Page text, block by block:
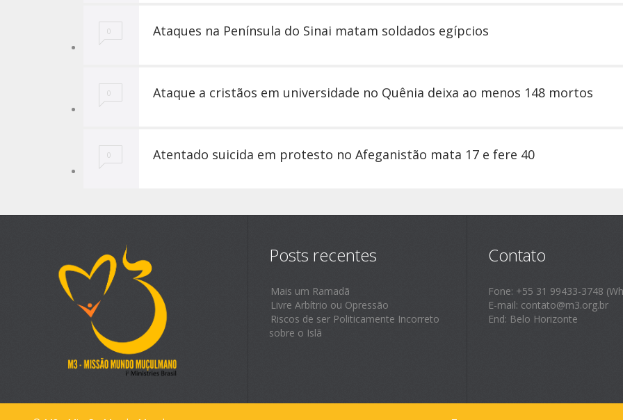
0 Ataques na Península do Sinai matam soldados egípcios
0 Ataque a cristãos em universidade no Quênia deixa ao menos 148 mortos
0 Atentado suicida em protesto no Afeganistão mata 17 e fere 40
Posts recentes
Mais um Ramadã
Livre Arbítrio ou Opressão
Riscos de ser Politicamente Incorreto
sobre o Islã
Contato
Fone: +55 31 99433-3748
E-mail: contato@m3.org.br
End: Belo Horizonte